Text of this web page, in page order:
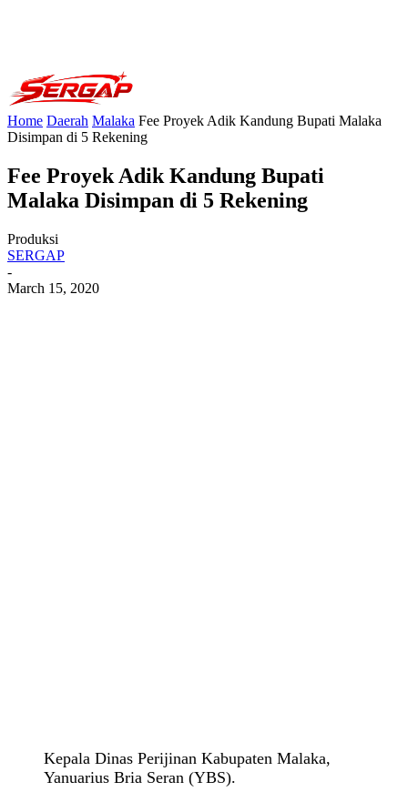
Home Daerah Malaka Fee Proyek Adik Kandung Bupati Malaka
Disimpan di 5 Rekening
Fee Proyek Adik Kandung Bupati
Malaka Disimpan di 5 Rekening
Produksi
SERGAP
-
March 15, 2020
Kepala Dinas Perijinan Kabupaten Malaka,
Yanuarius Bria Seran (YBS).